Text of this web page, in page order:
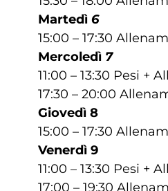
Martedì 6
15:00 – 17:30
Mercoledì 7
11:00 – 13:30 Pesi +
17:30 – 20:00
Giovedì 8
15:00 – 17:30
Venerdì 9
11:00 – 13:30 Pesi +
17:00 – 19:30